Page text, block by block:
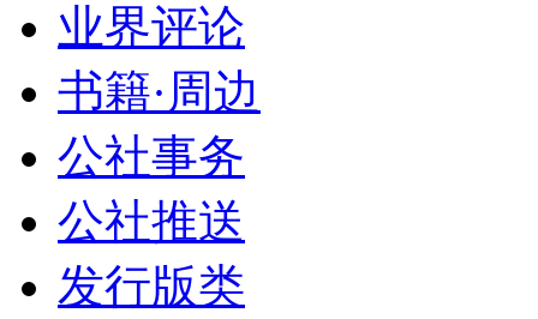
业界评论
书籍·周边
公社事务
公社推送
发行版类